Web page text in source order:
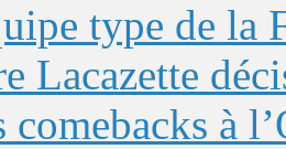
type de la
Lacazette
comebacks à